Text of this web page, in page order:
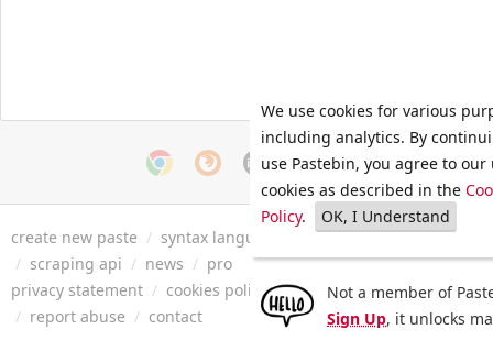
create new paste / syntax languages archive / faq / tools
/ scraping api / news / pro
privacy statement / cookies policy / terms of service/ security
/ report abuse / contact
We use cookies for various
including analytics. By
use Pastebin, you agree to our
cookies as described in the
Policy. OK, I Understand
Not a member of
Sign Up, it unlocks